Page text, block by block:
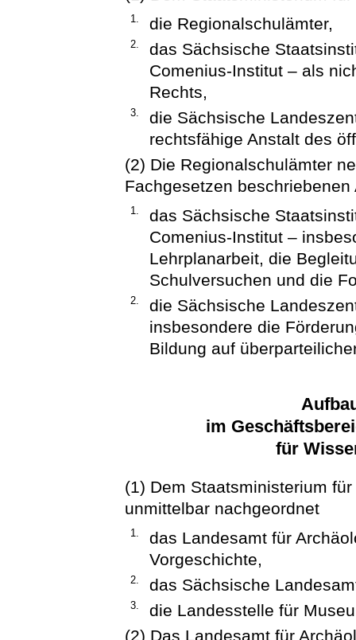
1. die Regionalschulämter,
2.
das Sächsische
Comenius-Institut – als
Rechts,
3.
die Sächsische
rechtsfähige Anstalt des
(2) Die Regionalschulämter
Fachgesetzen
1.
das Sächsische
Comenius-Institut –
Lehrplanarbeit, die
Schulversuchen und die
2.
die Sächsische
insbesondere die
Bildung auf
im
für
(1) Dem Staatsministerium
unmittelbar nachgeordnet
1.
das Landesamt für
Vorgeschichte,
2. das Sächsische
3.
die Landesstelle für
(2) Das Landesamt für